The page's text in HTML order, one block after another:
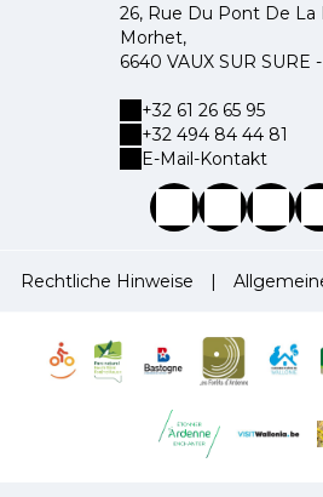
26, Rue Du Pont De La
Morhet,
6640 VAUX SUR SURE
+32 61 26 65 95
+32 494 84 44 81
E-Mail-Kontakt
Rechtliche Hinweise |